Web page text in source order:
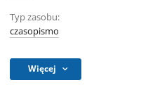
Typ zasobu:
czasopismo
Więcej